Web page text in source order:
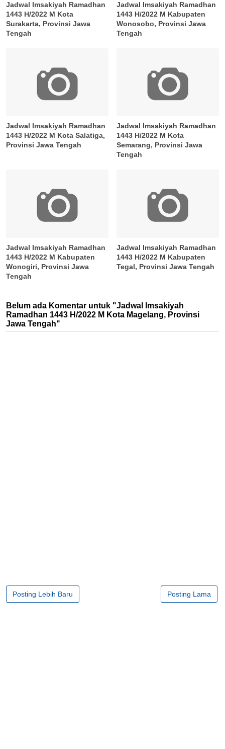
Jadwal Imsakiyah Ramadhan
1443 H/2022 M Kota
Surakarta, Provinsi Jawa
Tengah
Jadwal Imsakiyah Ramadhan
1443 H/2022 M Kabupaten
Wonosobo, Provinsi Jawa
Tengah
Jadwal Imsakiyah Ramadhan
1443 H/2022 M Kota Salatiga,
Provinsi Jawa Tengah
Jadwal Imsakiyah Ramadhan
1443 H/2022 M Kota
Semarang, Provinsi Jawa
Tengah
Jadwal Imsakiyah Ramadhan
1443 H/2022 M Kabupaten
Wonogiri, Provinsi Jawa
Tengah
Jadwal Imsakiyah Ramadhan
1443 H/2022 M Kabupaten
Tegal, Provinsi Jawa Tengah
Belum ada Komentar untuk "Jadwal Imsakiyah
Ramadhan 1443 H/2022 M Kota Magelang, Provinsi
Jawa Tengah"
Posting Lebih Baru Posting Lama